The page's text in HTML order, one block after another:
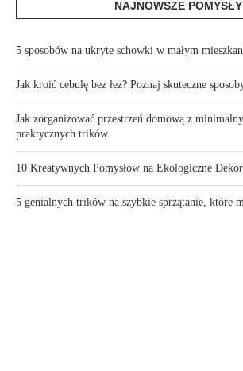
NAJNOWSZE POMYSŁY
5 sposobów na ukryte schowki w małym
Jak kroić cebulę bez łez? Poznaj skuteczne
Jak zorganizować przestrzeń domową z
praktycznych trików
10 Kreatywnych Pomysłów na Ekologiczne
5 genialnych trików na szybkie sprzątanie, które